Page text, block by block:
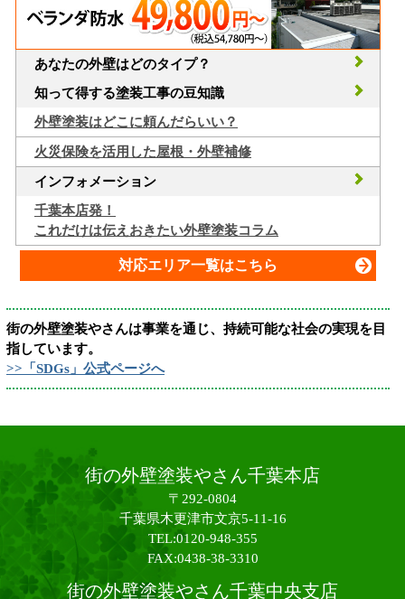
あなたの外壁はどのタイプ？
知って得する塗装工事の豆知識
外壁塗装はどこに頼んだらいい？
火災保険を活用した屋根・外壁補修
インフォメーション
千葉本店発！
これだけは伝えおきたい外壁塗装コラム
対応エリア一覧はこちら
街の外壁塗装やさんは事業を通じ、持続可能な社会の実現を目
指しています。
>>「SDGs」公式ページへ
街の外壁塗装やさん千葉本店
〒292-0804
千葉県木更津市文京5-11-16
TEL:0120-948-355
FAX:0438-38-3310
街の外壁塗装やさん千葉中央支店